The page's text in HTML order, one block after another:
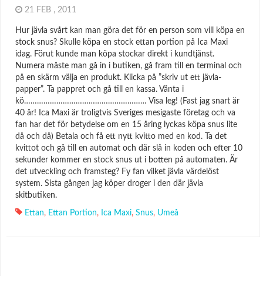
21 FEB , 2011
Hur jävla svårt kan man göra det för en person som vill köpa en
stock snus? Skulle köpa en stock ettan portion på Ica Maxi
idag. Förut kunde man köpa stockar direkt i kundtjänst.
Numera måste man gå in i butiken, gå fram till en terminal och
på en skärm välja en produkt. Klicka på ”skriv ut ett jävla-
papper”. Ta pappret och gå till en kassa. Vänta i
kö………………………………………………… Visa leg! (Fast jag snart är
40 år! Ica Maxi är troligtvis Sveriges mesigaste företag och va
fan har det för betydelse om en 15 åring lyckas köpa snus lite
då och då) Betala och få ett nytt kvitto med en kod. Ta det
kvittot och gå till en automat och där slå in koden och efter 10
sekunder kommer en stock snus ut i botten på automaten. Är
det utveckling och framsteg? Fy fan vilket jävla värdelöst
system. Sista gången jag köper droger i den där jävla
skitbutiken.
Ettan, Ettan Portion, Ica Maxi, Snus, Umeå